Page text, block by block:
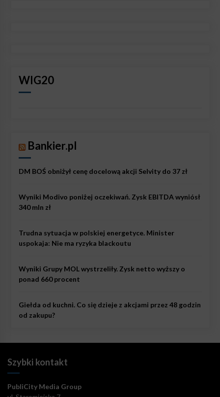
WIG20
Bankier.pl
DM BOŚ obniżył cenę docelową akcji Selvity do 37 zł
Wyniki Modivo poniżej oczekiwań. Zysk EBITDA wyniósł
340 mln zł
Trudna sytuacja w polskiej energetyce. Minister
uspokaja: Nie ma ryzyka blackoutu
Wyniki Grupy MOL wystrzeliły. Zysk netto wyższy o
ponad 660 procent
Giełda od kuchni. Co się dzieje z akcjami przez 48 godzin
od zakupu?
Szybki kontakt
PubliCity Media Group